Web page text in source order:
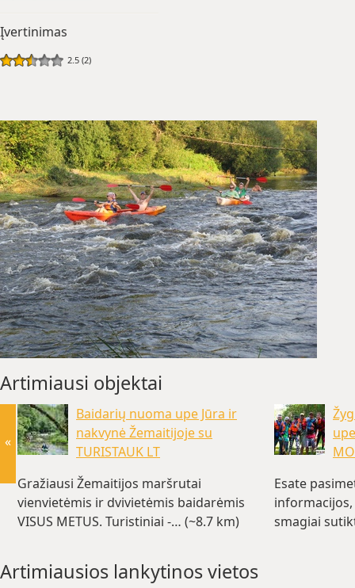
Įvertinimas
2.5 (2)
Artimiausi objektai
Baidarių nuoma upe Jūra ir
nakvynė Žemaitijoje su
TURISTAUK LT
Gražiausi Žemaitijos maršrutai
vienvietėmis ir dvivietėmis baidarėmis
VISUS METUS. Turistiniai -… (~8.7 km)
Esate
smagiai
«
Artimiausios lankytinos vietos